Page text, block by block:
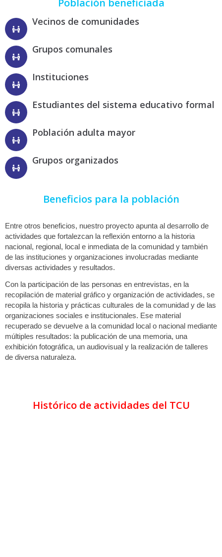
Población beneficiada
Vecinos de comunidades
Grupos comunales
Instituciones
Estudiantes del sistema educativo formal
Población adulta mayor
Grupos organizados
Beneficios para la población
Entre otros beneficios, nuestro proyecto apunta al desarrollo de
actividades que fortalezcan la reflexión entorno a la historia
nacional, regional, local e inmediata de la comunidad y también
de las instituciones y organizaciones involucradas mediante
diversas actividades y resultados.
Con la participación de las personas en entrevistas, en la
recopilación de material gráfico y organización de actividades, se
recopila la historia y prácticas culturales de la comunidad y de las
organizaciones sociales e institucionales. Ese material
recuperado se devuelve a la comunidad local o nacional mediante
múltiples resultados: la publicación de una memoria, una
exhibición fotográfica, un audiovisual y la realización de talleres
de diversa naturaleza.
Histórico de actividades del TCU